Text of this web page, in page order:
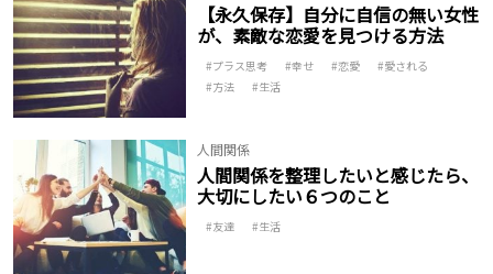
【永久保存】自分に自信の無い女性
が、素敵な恋愛を見つける方法
プラス思考 幸せ 恋愛
愛される
方法
生活
人間関係
人間関係を整理したいと感じたら、
大切にしたい６つのこと
友達 生活